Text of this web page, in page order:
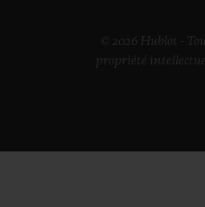
© 2026 Hublot -
propriété